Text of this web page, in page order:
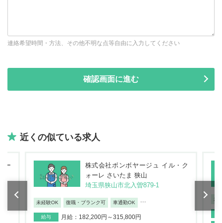
連絡希望時間・方法、その他不明な点等自由に入力してください
近くの似ている求人
ー
株式会社ボンボヤージュ イル・ク
ォーレ さいたま 狭山
埼玉県狭山市北入曽879-1
未経験OK 復職・ブランク可 車通勤OK
給与 月給：182,200円～315,800円
未